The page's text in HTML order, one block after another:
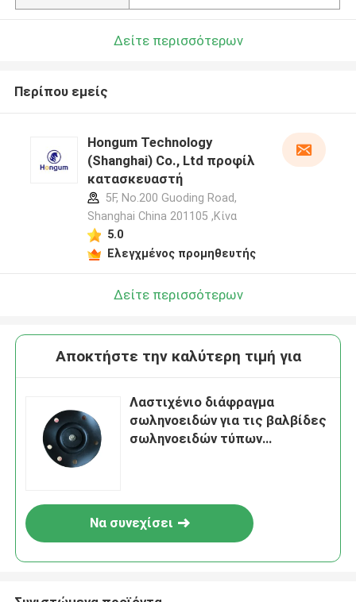
Δείτε περισσότερων
Περίπου εμείς
Hongum Technology
(Shanghai) Co., Ltd προφίλ
κατασκευαστή
5F, No.200 Guoding Road,
Shanghai China 201105 ,Κίνα
5.0
Ελεγχμένος προμηθευτής
Δείτε περισσότερων
Αποκτήστε την καλύτερη τιμή για
Λαστιχένιο διάφραγμα
σωληνοειδών για τις βαλβίδες
σωληνοειδών τύπων
Να συνεχίσει